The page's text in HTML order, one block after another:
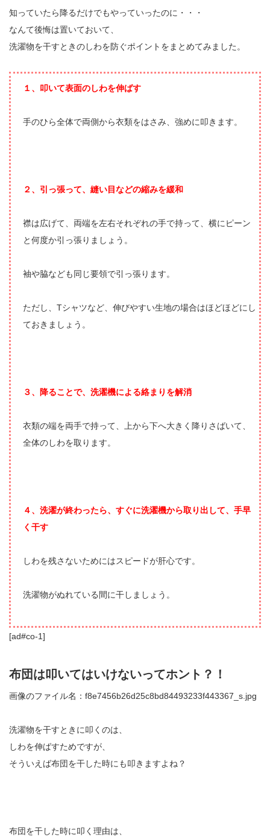
知っていたら降るだけでもやっていったのに・・・
なんて後悔は置いておいて、
洗濯物を干すときのしわを防ぐポイントをまとめてみました。
１、叩いて表面のしわを伸ばす
手のひら全体で両側から衣類をはさみ、強めに叩きます。
２、引っ張って、縫い目などの縮みを緩和
襟は広げて、両端を左右それぞれの手で持って、横にピーン
と何度か引っ張りましょう。
袖や脇なども同じ要領で引っ張ります。
ただし、Tシャツなど、伸びやすい生地の場合はほどほどにし
ておきましょう。
３、降ることで、洗濯機による絡まりを解消
衣類の端を両手で持って、上から下へ大きく降りさばいて、
全体のしわを取ります。
４、洗濯が終わったら、すぐに洗濯機から取り出して、手早
く干す
しわを残さないためにはスピードが肝心です。
洗濯物がぬれている間に干しましょう。
[ad#co-1]
布団は叩いてはいけないってホント？！
画像のファイル名：f8e7456b26d25c8bd84493233f443367_s.jpg
洗濯物を干すときに叩くのは、
しわを伸ばすためですが、
そういえば布団を干した時にも叩きますよね？
布団を干した時に叩く理由は、